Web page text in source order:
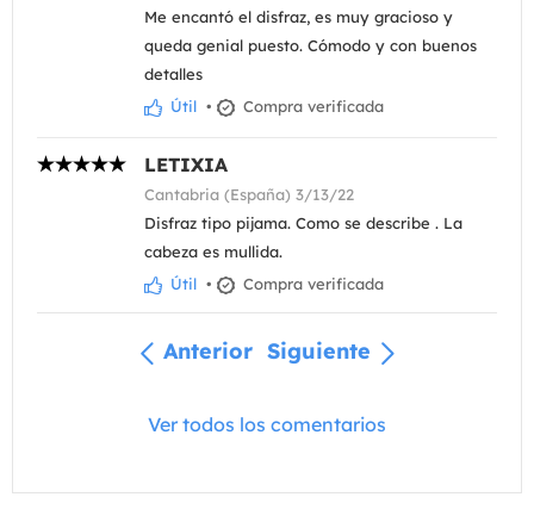
Me encantó el disfraz, es muy gracioso y
queda genial puesto. Cómodo y con buenos
detalles
Útil • Compra verificada
LETIXIA
Cantabria (España) 3/13/22
Disfraz tipo pijama. Como se describe . La
cabeza es mullida.
Útil • Compra verificada
Anterior Siguiente
Ver todos los comentarios